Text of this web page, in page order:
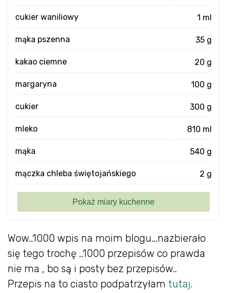
Wow..1000 wpis na moim blogu...nazbierało
się tego trochę ..1000 przepisów co prawda
nie ma , bo są i posty bez przepisów..
Przepis na to ciasto podpatrzyłam tutaj.
cukier waniliowy 1 ml
mąka pszenna 35 g
kakao ciemne 20 g
margaryna 100 g
cukier 300 g
mleko 810 ml
mąka 540 g
mączka chleba świętojańskiego 2 g